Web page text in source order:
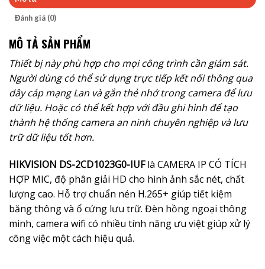
Đánh giá (0)
MÔ TẢ SẢN PHẨM
Thiết bị này phù hợp cho mọi công trình cần giám sát.
Người dùng có thể sử dụng trực tiếp kết nối thông qua
dây cáp mạng Lan và gắn thẻ nhớ trong camera để lưu
dữ liệu. Hoặc có thể kết hợp với đầu ghi hình để tạo
thành hệ thống camera an ninh chuyên nghiệp và lưu
trữ dữ liệu tốt hơn.
HIKVISION DS-2CD1023G0-IUFlà CAMERA IP CÓ TÍCH
HỢP MIC, độ phân giải HD cho hình ảnh sắc nét, chất
lượng cao. Hỗ trợ chuẩn nén H.265+ giúp tiết kiệm
băng thông và ổ cứng lưu trữ. Đèn hồng ngoại thông
minh, camera wifi có nhiều tính năng ưu việt giúp xử lý
công việc một cách hiệu quả.